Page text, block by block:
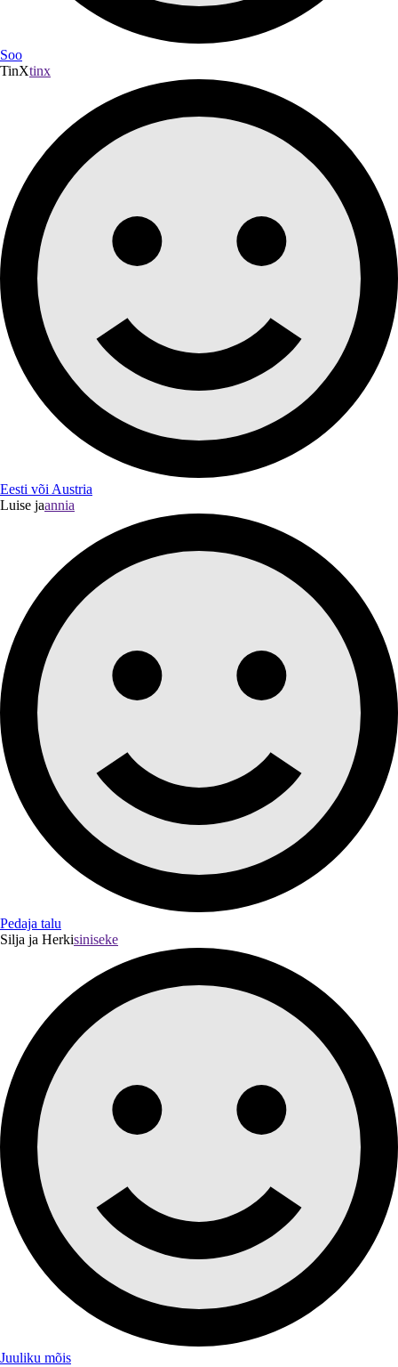
Soo
TinXtinx
Eesti või Austria
Luise jaannia
Pedaja talu
Silja ja Herkisiniseke
Juuliku mõis